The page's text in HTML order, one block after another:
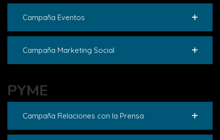
Campaña Eventos
Campaña Marketing Social
PYME
Campaña Relaciones con la Prensa